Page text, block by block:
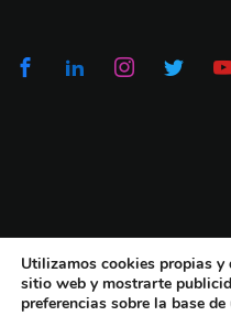
© Academia
derechos reservados.
Utilizamos cookies propias y
sitio web y mostrarte
preferencias sobre la base